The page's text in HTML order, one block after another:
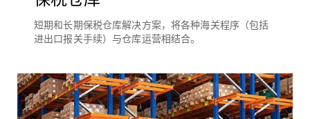
短期和长期保税仓库解决方案，将各种海关程序（包括
进出口报关手续）与仓库运营相结合。